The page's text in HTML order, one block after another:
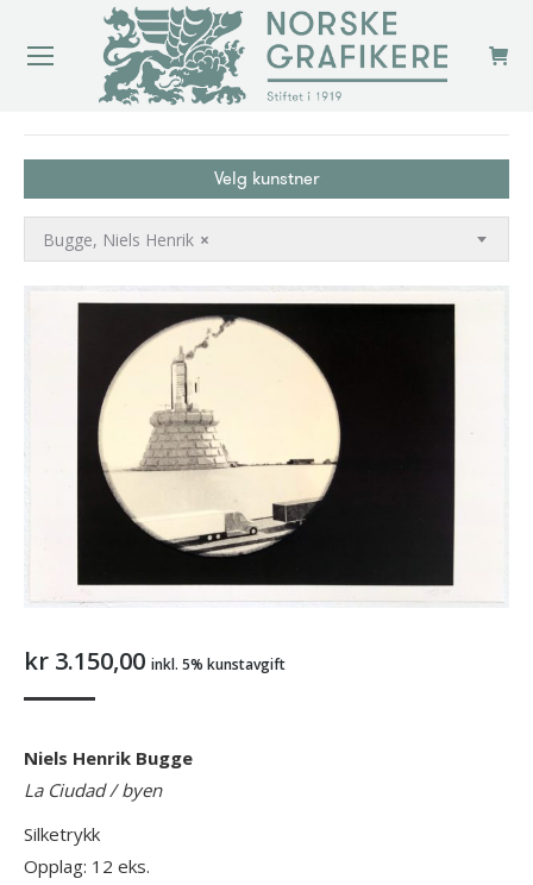
Velg kunstner
×
Bugge, Niels Henrik
kr 3.150,00 inkl. 5% kunstavgift
Niels Henrik Bugge
La Ciudad / byen
Silketrykk
Opplag: 12 eks.